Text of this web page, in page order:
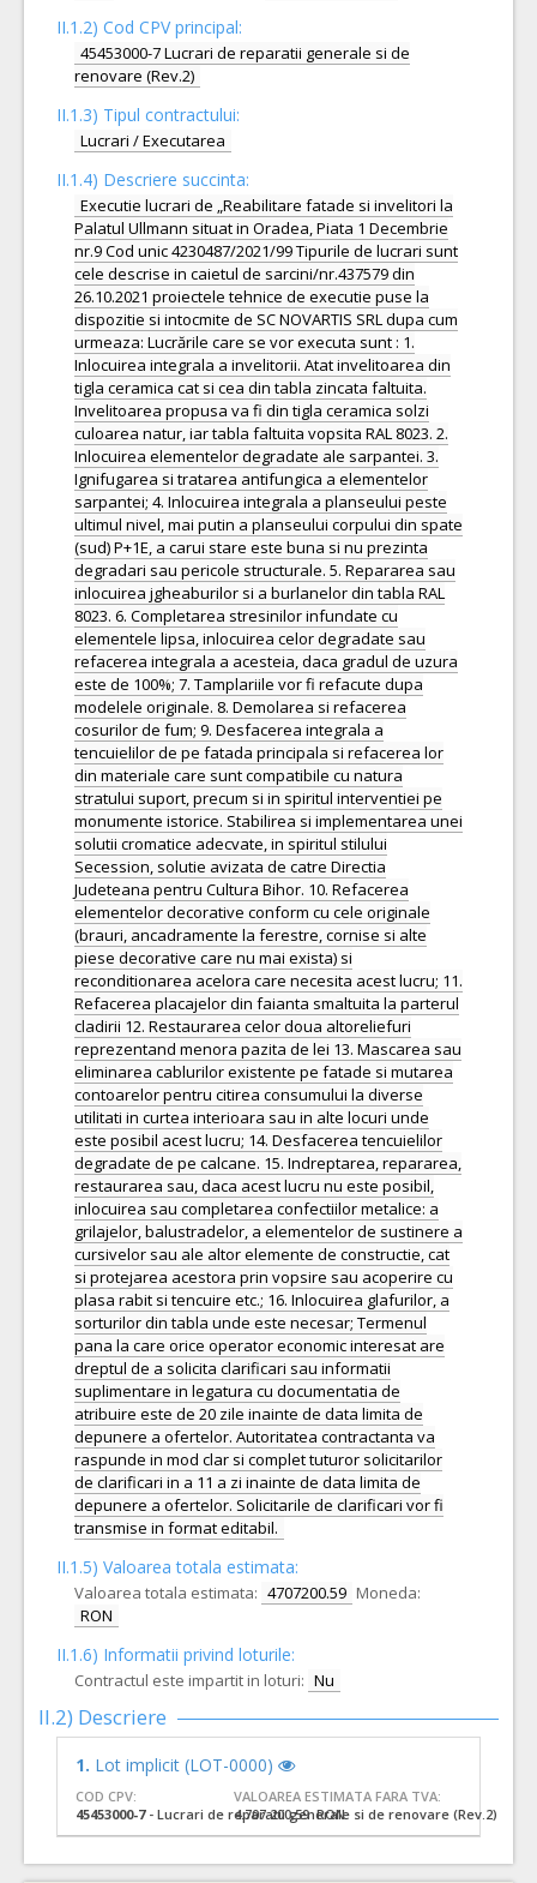
II.1.2) Cod CPV principal:
45453000-7 Lucrari de reparatii generale si de
renovare (Rev.2)
II.1.3) Tipul contractului:
Lucrari / Executarea
II.1.4) Descriere succinta:
Executie lucrari de „Reabilitare fatade si invelitori la
Palatul Ullmann situat in Oradea, Piata 1 Decembrie
nr.9 Cod unic 4230487/2021/99 Tipurile de lucrari sunt
cele descrise in caietul de sarcini/nr.437579 din
26.10.2021 proiectele tehnice de executie puse la
dispozitie si intocmite de SC NOVARTIS SRL dupa cum
urmeaza: Lucrările care se vor executa sunt : 1.
Inlocuirea integrala a invelitorii. Atat invelitoarea din
tigla ceramica cat si cea din tabla zincata faltuita.
Invelitoarea propusa va fi din tigla ceramica solzi
culoarea natur, iar tabla faltuita vopsita RAL 8023. 2.
Inlocuirea elementelor degradate ale sarpantei. 3.
Ignifugarea si tratarea antifungica a elementelor
sarpantei; 4. Inlocuirea integrala a planseului peste
ultimul nivel, mai putin a planseului corpului din spate
(sud) P+1E, a carui stare este buna si nu prezinta
degradari sau pericole structurale. 5. Repararea sau
inlocuirea jgheaburilor si a burlanelor din tabla RAL
8023. 6. Completarea stresinilor infundate cu
elementele lipsa, inlocuirea celor degradate sau
refacerea integrala a acesteia, daca gradul de uzura
este de 100%; 7. Tamplariile vor fi refacute dupa
modelele originale. 8. Demolarea si refacerea
cosurilor de fum; 9. Desfacerea integrala a
tencuielilor de pe fatada principala si refacerea lor
din materiale care sunt compatibile cu natura
stratului suport, precum si in spiritul interventiei pe
monumente istorice. Stabilirea si implementarea unei
solutii cromatice adecvate, in spiritul stilului
Secession, solutie avizata de catre Directia
Judeteana pentru Cultura Bihor. 10. Refacerea
elementelor decorative conform cu cele originale
(brauri, ancadramente la ferestre, cornise si alte
piese decorative care nu mai exista) si
reconditionarea acelora care necesita acest lucru; 11.
Refacerea placajelor din faianta smaltuita la parterul
cladirii 12. Restaurarea celor doua altoreliefuri
reprezentand menora pazita de lei 13. Mascarea sau
eliminarea cablurilor existente pe fatade si mutarea
contoarelor pentru citirea consumului la diverse
utilitati in curtea interioara sau in alte locuri unde
este posibil acest lucru; 14. Desfacerea tencuielilor
degradate de pe calcane. 15. Indreptarea, repararea,
restaurarea sau, daca acest lucru nu este posibil,
inlocuirea sau completarea confectiilor metalice: a
grilajelor, balustradelor, a elementelor de sustinere a
cursivelor sau ale altor elemente de constructie, cat
si protejarea acestora prin vopsire sau acoperire cu
plasa rabit si tencuire etc.; 16. Inlocuirea glafurilor, a
sorturilor din tabla unde este necesar; Termenul
pana la care orice operator economic interesat are
dreptul de a solicita clarificari sau informatii
suplimentare in legatura cu documentatia de
atribuire este de 20 zile inainte de data limita de
depunere a ofertelor. Autoritatea contractanta va
raspunde in mod clar si complet tuturor solicitarilor
de clarificari in a 11 a zi inainte de data limita de
depunere a ofertelor. Solicitarile de clarificari vor fi
transmise in format editabil.
II.1.5) Valoarea totala estimata:
Valoarea totala estimata: 4707200.59 Moneda:
RON
II.1.6) Informatii privind loturile:
Contractul este impartit in loturi: Nu
II.2) Descriere
1. Lot implicit (LOT-0000)
COD CPV:
45453000-7- Lucrari de reparatii generale si de renovare (Rev.2)
VALOAREA ESTIMATA FARA TVA:
4.707.200,59 RON